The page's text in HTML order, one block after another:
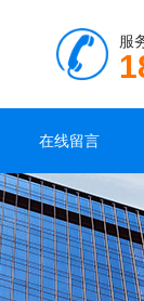
服
在线留言